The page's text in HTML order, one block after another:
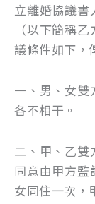
立離婚協議書
（以下簡稱
議條件如下，
一、男、女雙
各不相干。
二、甲、乙雙
同意由甲方
女同住一次，